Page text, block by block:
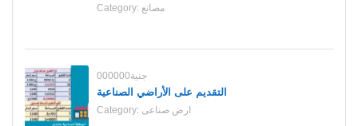
Category: مصانع
000000جنية
التقديم على الأراضي الصناعية
Category: ارض صناعى